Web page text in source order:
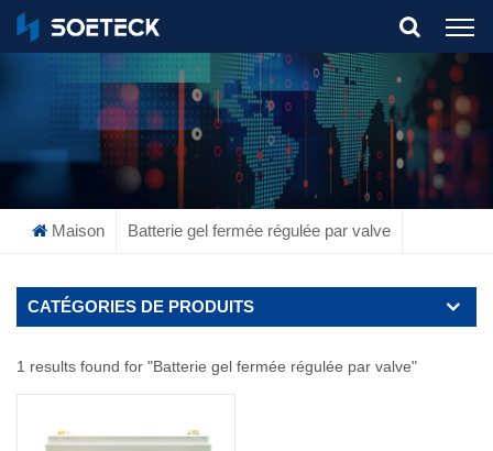
What Are You Looking For?
Maison Batterie gel fermée régulée par valve
CATÉGORIES DE PRODUITS
1 results found for "Batterie gel fermée régulée par valve"